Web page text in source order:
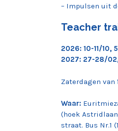
– Impulsen uit
Teacher
2026: 10-11/10,
2027: 27-28/
Zaterdagen van
Waar:
(hoek
straat. Bus Nr.1